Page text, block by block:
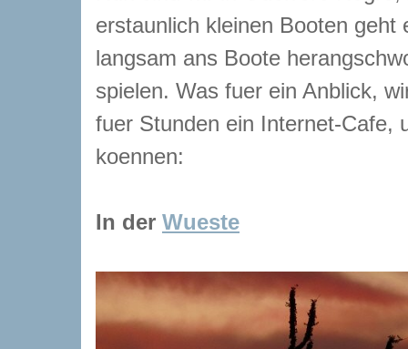
erstaunlich kleinen Booten
langsam ans Boote
spielen. Was fuer ein Anblick,
fuer Stunden ein Internet-Cafe,
koennen:
In der Wueste